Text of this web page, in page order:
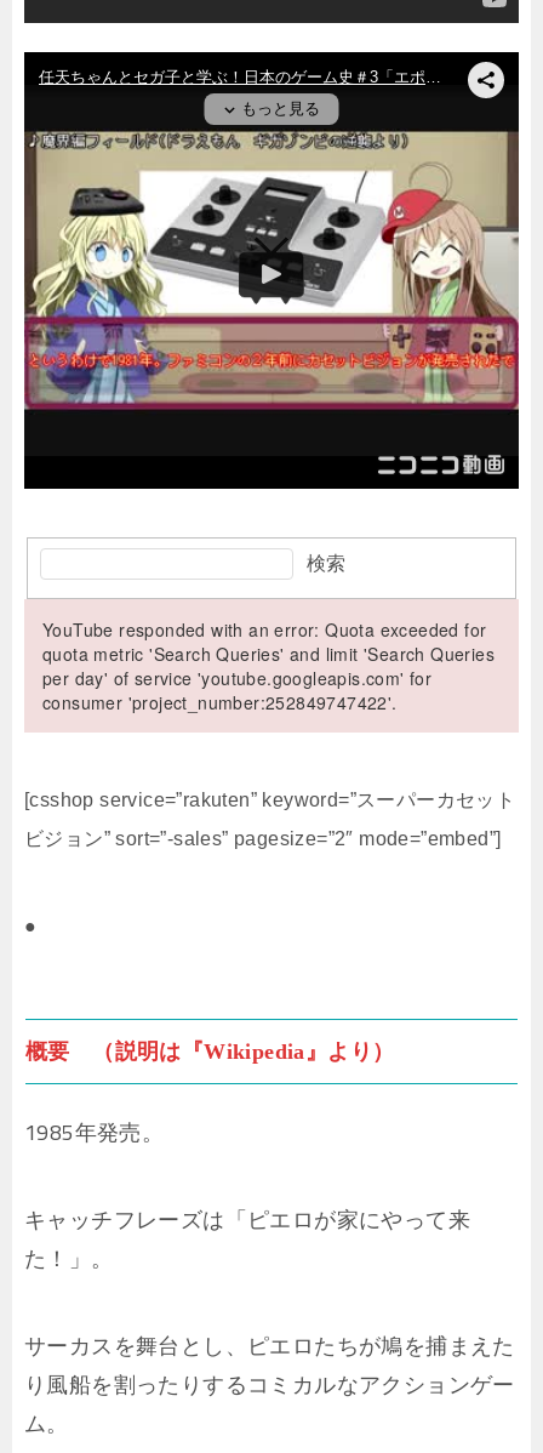
検索
YouTube responded with an error: Quota exceeded for
quota metric 'Search Queries' and limit 'Search Queries
per day' of service 'youtube.googleapis.com' for
consumer 'project_number:252849747422'.
[csshop service=”rakuten” keyword=”スーパーカセット
ビジョン” sort=”-sales” pagesize=”2″ mode=”embed”]
●
概要 （説明は『Wikipedia』より）
1985年発売。
キャッチフレーズは「ピエロが家にやって来
た！」。
サーカスを舞台とし、ピエロたちが鳩を捕まえた
り風船を割ったりするコミカルなアクションゲー
ム。